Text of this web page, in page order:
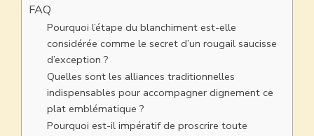
FAQ
Pourquoi l’étape du blanchiment est-elle
considérée comme le secret d’un rougail saucisse
d’exception ?
Quelles sont les alliances traditionnelles
indispensables pour accompagner dignement ce
plat emblématique ?
Pourquoi est-il impératif de proscrire toute